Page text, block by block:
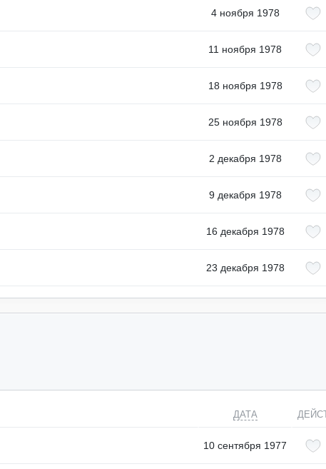
4 ноября 1978
11 ноября 1978
18 ноября 1978
25 ноября 1978
2 декабря 1978
9 декабря 1978
16 декабря 1978
23 декабря 1978
ДАТА
10 сентября 1977